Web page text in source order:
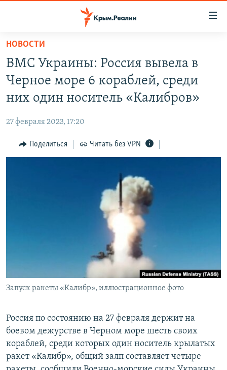
Вернуться
основному
содержанию
Вернутся
главной
навигации
Вернутся
СПЕЦПРОЕКТЫ
11 ЛЕТ ОККУПАЦИИ КРЫМА. 11 ИСТОРИЙ СОПРОТИВЛЕНИЯ
ВОДА
ЕЩЕ
ИНТЕРАКТИВ
СОВЕТЫ ПРАВОЗАЩИТНИКОВ
УКРАИНСКАЯ ПРОБЛЕМА КРЫМА
РАДІО СВОБОДА
НОВОСТИ
ВМС Украины: Россия вывела в
Черное море 6 кораблей, среди
них один носитель «Калибров»
27 февраля 2023, 17:20
Поделиться Читать без VPN
Запуск ракеты «Калибр», иллюстрационное фото
Россия по состоянию на 27 февраля держит на
боевом дежурстве в Черном море шесть своих
кораблей, среди которых один носитель крылатых
ракет «Калибр», общий залп составляет четыре